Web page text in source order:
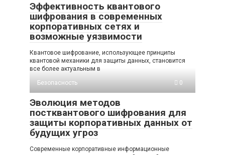
Эффективность квантового
шифрования в современных
корпоративных сетях и
возможные уязвимости
Квантовое шифрование, использующее принципы
квантовой механики для защиты данных, становится
все более актуальным в
Безопасность
0
Эволюция методов
постквантового шифрования для
защиты корпоративных данных от
будущих угроз
Современные корпоративные информационные